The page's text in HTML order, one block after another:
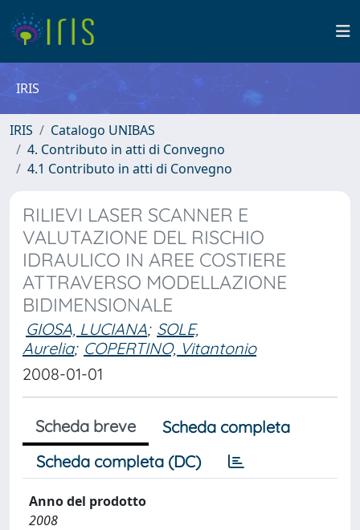
IRIS
IRIS
Catalogo UNIBAS
4. Contributo in atti di Convegno
4.1 Contributo in atti di Convegno
RILIEVI LASER SCANNER E
VALUTAZIONE DEL RISCHIO
IDRAULICO IN AREE COSTIERE
ATTRAVERSO MODELLAZIONE
BIDIMENSIONALE
GIOSA, LUCIANA; SOLE,
Aurelia; COPERTINO, Vitantonio
2008-01-01
Scheda breve
Scheda completa
Scheda completa (DC)
Anno del prodotto
2008